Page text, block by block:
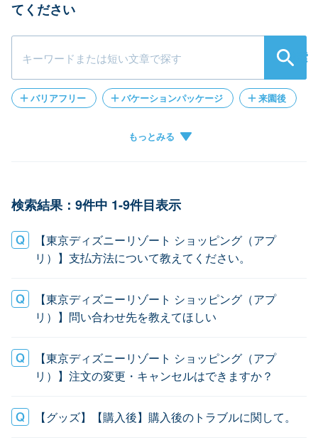
てください
検索
バリアフリー バケーションパッケージ
来園後
検索結果：9件中 1-9件目表示
【東京ディズニーリゾート ショッピング（アプ
リ）】支払方法について教えてください。
【東京ディズニーリゾート ショッピング（アプ
リ）】問い合わせ先を教えてほしい
【東京ディズニーリゾート ショッピング（アプ
リ）】注文の変更・キャンセルはできますか？
【グッズ】【購入後】購入後のトラブルに関して。